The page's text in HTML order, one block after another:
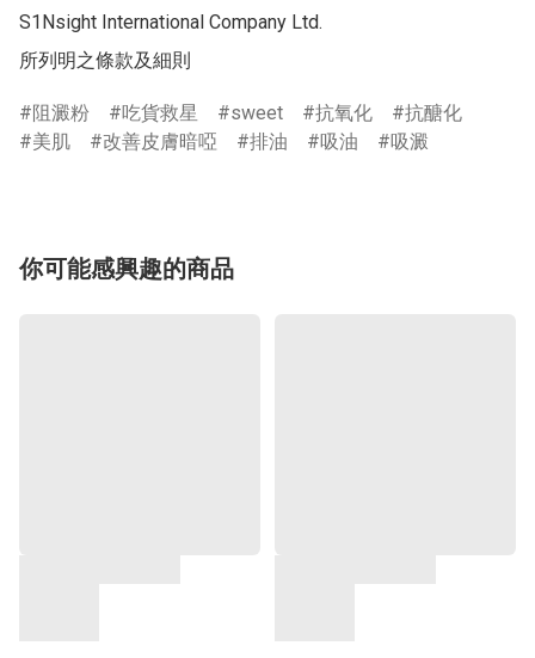
S1Nsight International Company Ltd.
所列明之條款及細則
阻澱粉 吃貨救星 sweet 抗氧化
抗醣化
美肌
改善皮膚暗啞 排油 吸油 吸澱
你可能感興趣的商品